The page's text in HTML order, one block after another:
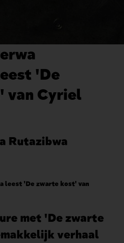
'De
van Cyriel
Rutazibwa
leest 'De zwarte kost' van
met 'De zwarte
verhaal